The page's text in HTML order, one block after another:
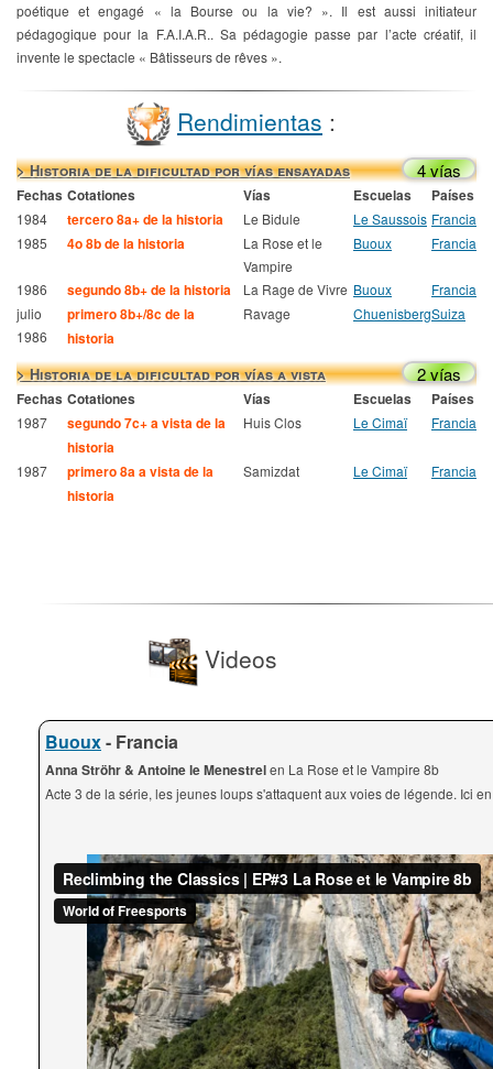
poétique et engagé « la Bourse ou la vie? ». Il est aussi initiateur
pédagogique pour la F.A.I.A.R.. Sa pédagogie passe par l’acte créatif, il
invente le spectacle « Bâtisseurs de rêves ».
Rendimientas :
> Historia de la dificultad por vías ensayadas 4 vías
Fechas Cotationes Vías Escuelas Países
1984 tercero 8a+ de la historia Le Bidule Le Saussois Francia
1985
4o 8b de la historia
La Rose et le
Vampire
Buoux Francia
1986 segundo 8b+ de la historia La Rage de Vivre Buoux
Francia
julio
1986
primero 8b+/8c de la
historia
Ravage ChuenisbergSuiza
> Historia de la dificultad por vías a vista 2 vías
Fechas Cotationes Vías Escuelas Países
1987
segundo 7c+ a vista de la
historia
Huis Clos Le Cimaï Francia
1987
primero 8a a vista de la
historia
Samizdat Le Cimaï Francia
Videos
Buoux- Francia
Anna Ströhr & Antoine le Menestrelen La Rose et le Vampire 8b
Acte 3 de la série, les jeunes loups s'attaquent aux voies de légende. Ici